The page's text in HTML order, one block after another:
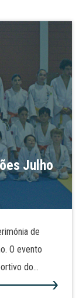
Julho
de
O evento
do
Vicente da